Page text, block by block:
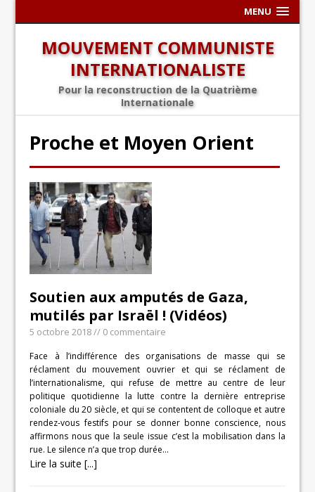
MENU
MOUVEMENT COMMUNISTE
INTERNATIONALISTE
Pour la reconstruction de la Quatrième
Internationale
Proche et Moyen Orient
Soutien aux amputés de Gaza,
mutilés par Israël ! (Vidéos)
5 octobre 2018// 0 commentaire
Face à l’indifférence des organisations de masse qui se
réclament du mouvement ouvrier et qui se réclament de
l’internationalisme, qui refuse de mettre au centre de leur
politique quotidienne la lutte contre la dernière entreprise
coloniale du 20 siècle, et qui se contentent de colloque et autre
rendez-vous festifs pour se donner bonne conscience, nous
affirmons nous que la seule issue c’est la mobilisation dans la
rue. Le silence n’a que trop durée…
Lire la suite [...]